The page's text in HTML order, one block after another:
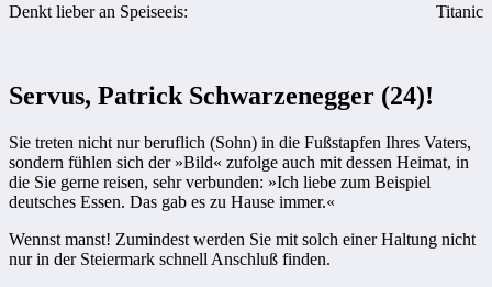
Denkt lieber an Speiseeis: Titanic
Servus, Patrick Schwarzenegger (24)!
Sie treten nicht nur beruflich (Sohn) in die Fußstapfen Ihres Vaters,
sondern fühlen sich der »Bild« zufolge auch mit dessen Heimat, in
die Sie gerne reisen, sehr verbunden: »Ich liebe zum Beispiel
deutsches Essen. Das gab es zu Hause immer.«
Wennst manst! Zumindest werden Sie mit solch einer Haltung nicht
nur in der Steiermark schnell Anschluß finden.